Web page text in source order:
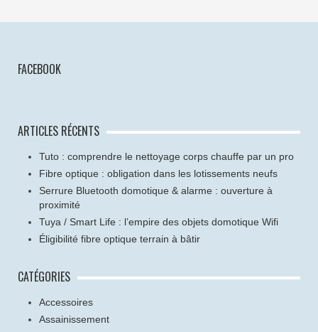
FACEBOOK
ARTICLES RÉCENTS
Tuto : comprendre le nettoyage corps chauffe par un pro
Fibre optique : obligation dans les lotissements neufs
Serrure Bluetooth domotique & alarme : ouverture à
proximité
Tuya / Smart Life : l’empire des objets domotique Wifi
Éligibilité fibre optique terrain à bâtir
CATÉGORIES
Accessoires
Assainissement